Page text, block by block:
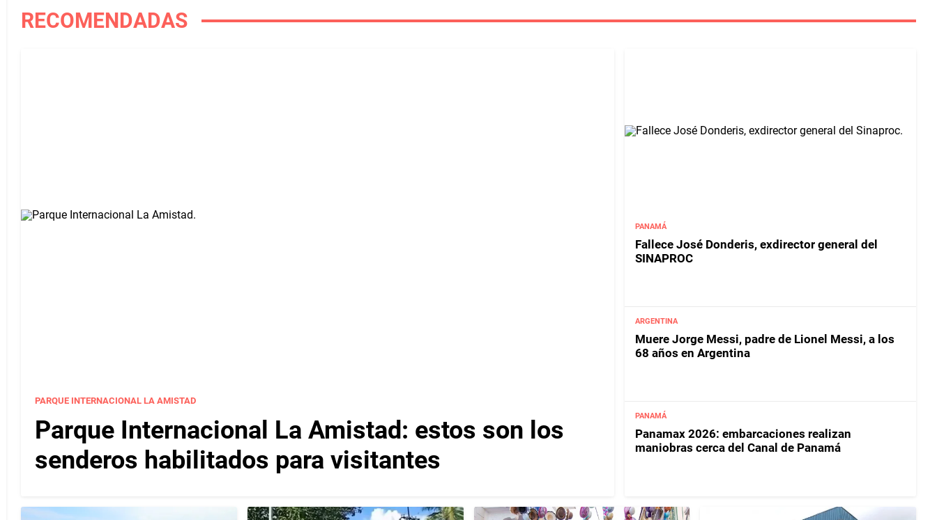
RECOMENDADAS
PARQUE INTERNACIONAL LA AMISTAD
Parque Internacional La Amistad: estos son los
senderos habilitados para visitantes
PANAMÁ
Fallece José Donderis, exdirector general del
SINAPROC
ARGENTINA
Muere Jorge Messi, padre de Lionel Messi, a los
68 años en Argentina
PANAMÁ
Panamax 2026: embarcaciones realizan
maniobras cerca del Canal de Panamá